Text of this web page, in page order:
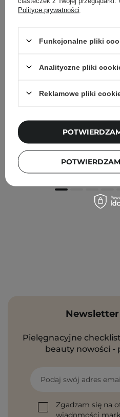
Tocobo - Vita Berry Pore
Newsletter
Pielęgnacyjne
beauty nowości -
Podaj swój adres
Zgadzam się na
wiadomości
Polityce prywatności
Funkcjonalne pliki
Analityczne pliki
Reklamowe pliki